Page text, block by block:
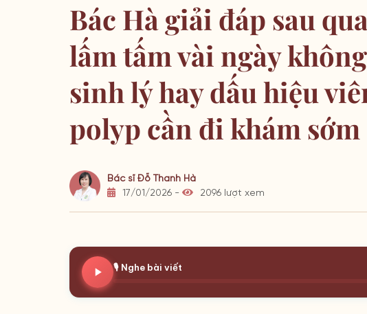
Bác Hà giải đáp sau
lấm tấm vài ngày
sinh lý hay dấu hiệu
polyp cần đi khám sớm
Bác sĩ Đỗ Thanh Hà
17/01/2026 -
2096 lượt xem
🎙️ Nghe bài viết